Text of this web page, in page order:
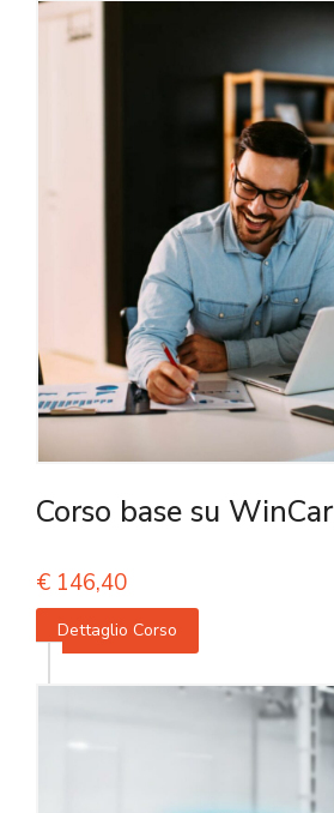
Corso base su WinCar
€ 146,40
Dettaglio Corso